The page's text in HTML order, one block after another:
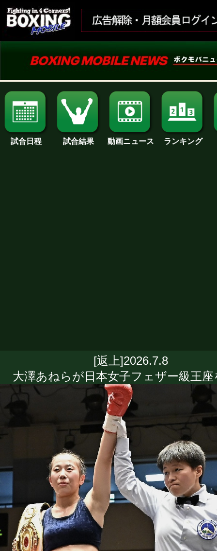
試合日程 試合結果 動画ニュース ランキング
[返上]2026.7.8
大澤あねらが日本女子フェザー級王座